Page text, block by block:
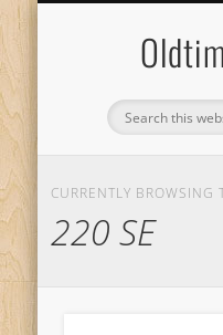
CURRENTLY BROWSING
220 SE